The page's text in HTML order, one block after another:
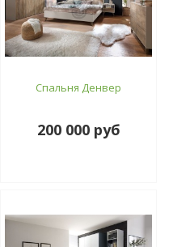
Спальня Денвер
200 000 руб